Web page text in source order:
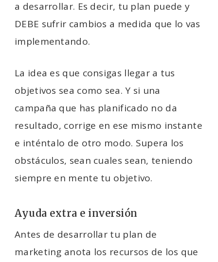
a desarrollar. Es decir, tu plan puede y
DEBE sufrir cambios a medida que lo vas
implementando.
La idea es que consigas llegar a tus
objetivos sea como sea. Y si una
campaña que has planificado no da
resultado, corrige en ese mismo instante
e inténtalo de otro modo. Supera los
obstáculos, sean cuales sean, teniendo
siempre en mente tu objetivo.
Ayuda extra e inversión
Antes de desarrollar tu plan de
marketing anota los recursos de los que